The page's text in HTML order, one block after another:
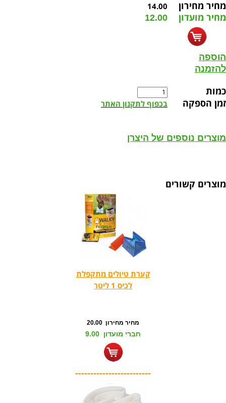
מחיר מחירון 14.00
מחיר מועדון 12.00
הוספה
להזמנה
כמות
זמן הספקה
בכפוף לתקנון האתר
מוצרים נוספים של היצרן
מוצרים קשורים
קערת טיולים מתקפלת
לכיס 1 ליטר
מחיר מחירון 20.00
חברי מועדון 9.00
-------------------------